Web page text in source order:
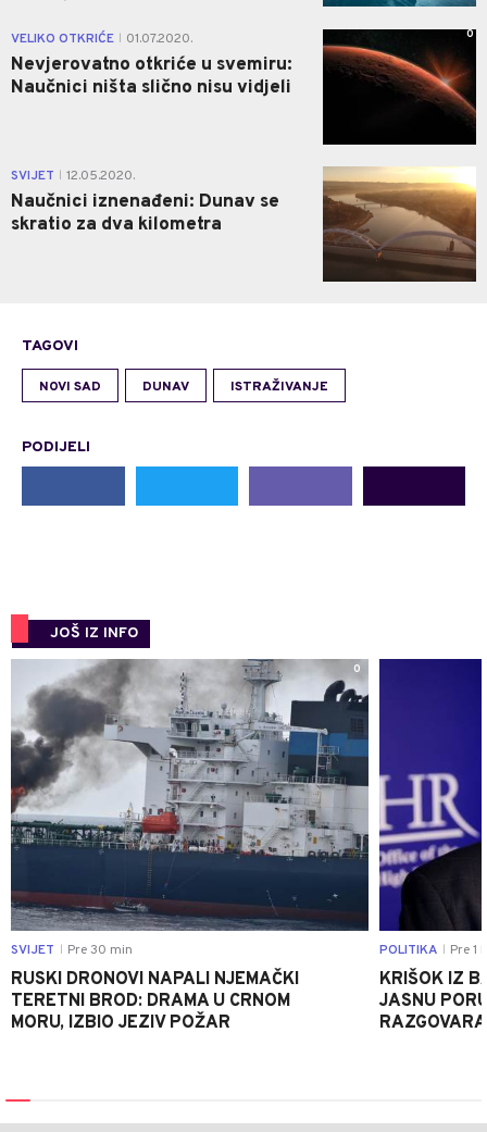
VELIKO OTKRIĆE 01.07.2020.
Nevjerovatno otkriće u svemiru:
Naučnici ništa slično nisu vidjeli
0
SVIJET 12.05.2020.
Naučnici iznenađeni: Dunav se
skratio za dva kilometra
TAGOVI
NOVI SAD DUNAV ISTRAŽIVANJE
PODIJELI
JOŠ IZ INFO
0
SVIJET Pre 30 min
RUSKI DRONOVI NAPALI NJEMAČKI
TERETNI BROD: DRAMA U CRNOM
MORU, IZBIO JEZIV POŽAR
POLITIKA Pre 1 h
KRIŠOK IZ
JASNU